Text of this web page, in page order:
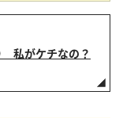
私がケチなの？